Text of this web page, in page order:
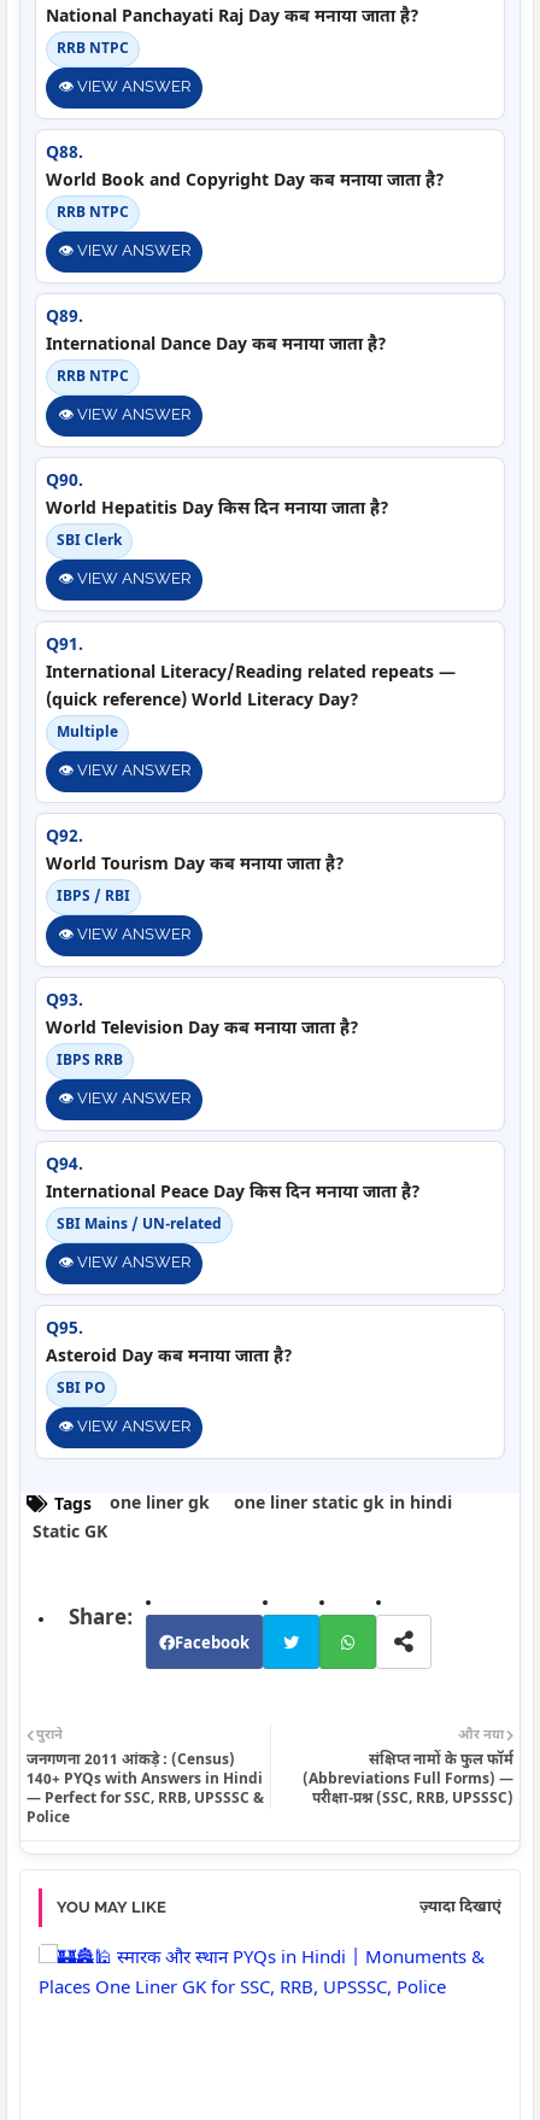
National Panchayati Raj Day कब मनाया जाता है?
RRB NTPC
👁️ VIEW ANSWER
Q88.
World Book and Copyright Day कब मनाया जाता है?
RRB NTPC
👁️ VIEW ANSWER
Q89.
International Dance Day कब मनाया जाता है?
RRB NTPC
👁️ VIEW ANSWER
Q90.
World Hepatitis Day किस दिन मनाया जाता है?
SBI Clerk
👁️ VIEW ANSWER
Q91.
International Literacy/Reading related repeats —
(quick reference) World Literacy Day?
Multiple
👁️ VIEW ANSWER
Q92.
World Tourism Day कब मनाया जाता है?
IBPS / RBI
👁️ VIEW ANSWER
Q93.
World Television Day कब मनाया जाता है?
IBPS RRB
👁️ VIEW ANSWER
Q94.
International Peace Day किस दिन मनाया जाता है?
SBI Mains / UN-related
👁️ VIEW ANSWER
Q95.
Asteroid Day कब मनाया जाता है?
SBI PO
👁️ VIEW ANSWER
Tags one liner gk
one liner static gk in hindi
Static GK
Facebook
app
और नया
संक्षिप्त नामों के फुल फॉर्म
(Abbreviations Full Forms) —
परीक्षा-प्रश्न (SSC, RRB, UPSSSC)
पुराने
जनगणना 2011 आंकड़े : (Census)
140+ PYQs with Answers in Hindi
— Perfect for SSC, RRB, UPSSSC &
Police
YOU MAY LIKE ज़्यादा दिखाएं